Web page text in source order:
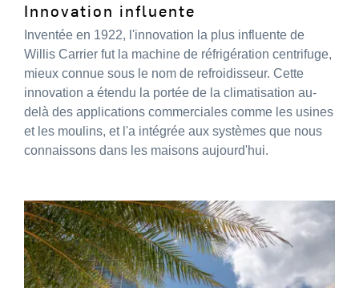
Innovation influente
Inventée en 1922, l'innovation la plus influente de
Willis Carrier fut la machine de réfrigération centrifuge,
mieux connue sous le nom de refroidisseur. Cette
innovation a étendu la portée de la climatisation au-
delà des applications commerciales comme les usines
et les moulins, et l'a intégrée aux systèmes que nous
connaissons dans les maisons aujourd'hui.